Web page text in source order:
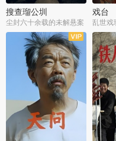
搜查瑠公圳
尘封六十余载的未解悬案
戏台
乱世戏